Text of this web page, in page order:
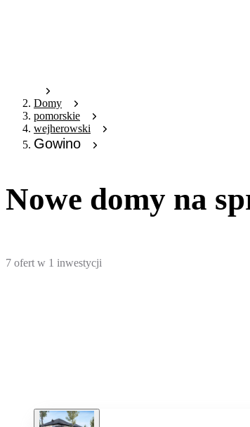
Domy
pomorskie
wejherowski
Gowino
Nowe domy na
7 ofert w 1 inwestycji